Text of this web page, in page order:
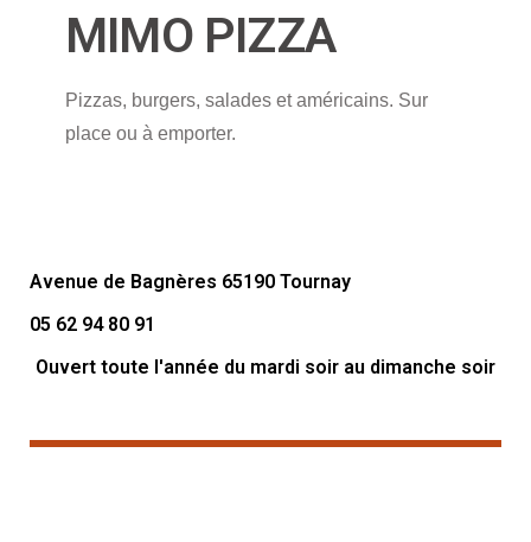
MIMO PIZZA
Pizzas, burgers, salades et américains. Sur
place ou à emporter.
Avenue de Bagnères 65190 Tournay
05 62 94 80 91
Ouvert toute l'année du mardi soir au dimanche soir